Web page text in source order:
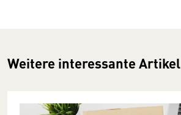
Weitere interessante Artikel